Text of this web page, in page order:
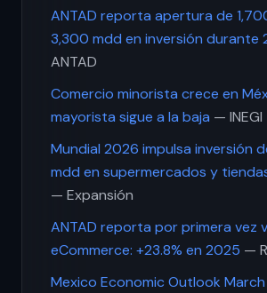
ANTAD reporta apertura de
3,300 mdd en inversión durante
ANTAD
Comercio minorista crece en
mayorista sigue a la baja — INEGI
Mundial 2026 impulsa inversión
mdd en supermercados y
— Expansión
ANTAD reporta por primera vez
eCommerce: +23.8% en 2025 —
Mexico Economic Outlook